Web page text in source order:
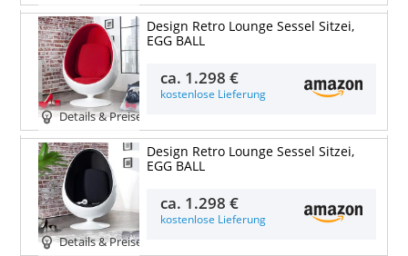
Details & Preise
Design Retro Lounge Sessel Sitzei,
EGG BALL
ca. 1.298 €
kostenlose Lieferung
Details & Preise
Design Retro Lounge Sessel Sitzei,
EGG BALL
ca. 1.298 €
kostenlose Lieferung